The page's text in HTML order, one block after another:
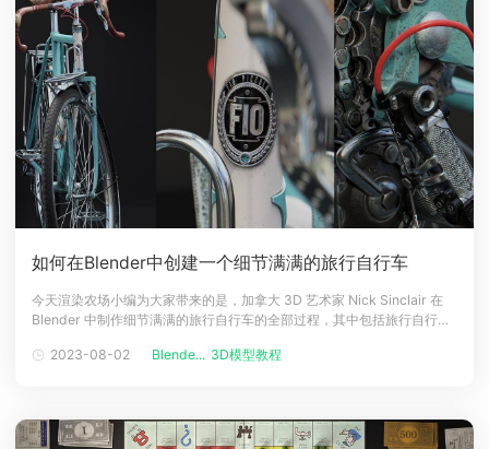
如何在Blender中创建一个细节满满的旅行自行车
今天渲染农场小编为大家带来的是，加拿大 3D 艺术家 Nick Sinclair 在
Blender 中制作细节满满的旅行自行车的全部过程，其中包括旅行自行车
读吧！介绍大家好，我是 Nick Sinclair，一位来自加拿大温尼伯的 3D 艺
2023-08-02 Blende... 3D模型教程